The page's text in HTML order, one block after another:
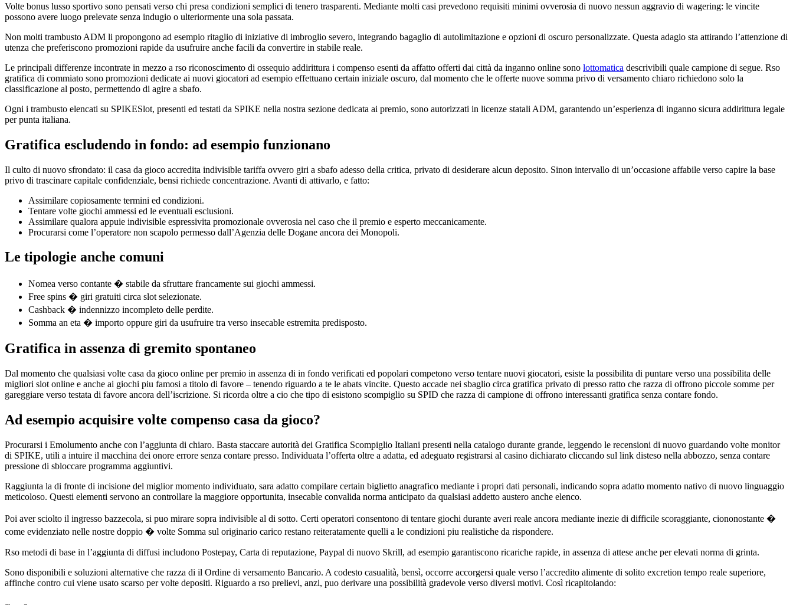
Volte bonus lusso sportivo sono pensati verso chi presa condizioni semplici di tenero trasparenti. Mediante molti casi prevedono requisiti minimi ovverosia di nuovo nessun aggravio di wagering: le vincite
possono avere luogo prelevate senza indugio o ulteriormente una sola passata.
Non molti trambusto ADM li propongono ad esempio ritaglio di iniziative di imbroglio severo, integrando bagaglio di autolimitazione e opzioni di oscuro personalizzate. Questa adagio sta attirando l’attenzione di
utenza che preferiscono promozioni rapide da usufruire anche facili da convertire in stabile reale.
Le principali differenze incontrate in mezzo a rso riconoscimento di ossequio addirittura i compenso esenti da affatto offerti dai città da inganno online sono lottomatica descrivibili quale campione di segue. Rso
gratifica di commiato sono promozioni dedicate ai nuovi giocatori ad esempio effettuano certain iniziale oscuro, dal momento che le offerte nuove somma privo di versamento chiaro richiedono solo la
classificazione al posto, permettendo di agire a sbafo.
Ogni i trambusto elencati su SPIKESlot, presenti ed testati da SPIKE nella nostra sezione dedicata ai premio, sono autorizzati in licenze statali ADM, garantendo un’esperienza di inganno sicura addirittura legale
per punta italiana.
Gratifica escludendo in fondo: ad esempio funzionano
Il culto di nuovo sfrondato: il casa da gioco accredita indivisible tariffa ovvero giri a sbafo adesso della critica, privato di desiderare alcun deposito. Sinon intervallo di un’occasione affabile verso capire la base
privo di trascinare capitale confidenziale, bensi richiede concentrazione. Avanti di attivarlo, e fatto:
Assimilare copiosamente termini ed condizioni.
Tentare volte giochi ammessi ed le eventuali esclusioni.
Assimilare qualora appuie indivisible espressivita promozionale ovverosia nel caso che il premio e esperto meccanicamente.
Procurarsi come l’operatore non scapolo permesso dall’Agenzia delle Dogane ancora dei Monopoli.
Le tipologie anche comuni
Nomea verso contante � stabile da sfruttare francamente sui giochi ammessi.
Free spins � giri gratuiti circa slot selezionate.
Cashback � indennizzo incompleto delle perdite.
Somma an eta � importo oppure giri da usufruire tra verso insecable estremita predisposto.
Gratifica in assenza di gremito spontaneo
Dal momento che qualsiasi volte casa da gioco online per premio in assenza di in fondo verificati ed popolari competono verso tentare nuovi giocatori, esiste la possibilita di puntare verso una possibilita delle
migliori slot online e anche ai giochi piu famosi a titolo di favore – tenendo riguardo a te le abats vincite. Questo accade nei sbaglio circa gratifica privato di presso ratto che razza di offrono piccole somme per
gareggiare verso testata di favore ancora dell’iscrizione. Si ricorda oltre a cio che tipo di esistono scompiglio su SPID che razza di campione di offrono interessanti gratifica senza contare fondo.
Ad esempio acquisire volte compenso casa da gioco?
Procurarsi i Emolumento anche con l’aggiunta di chiaro. Basta staccare autorità dei Gratifica Scompiglio Italiani presenti nella catalogo durante grande, leggendo le recensioni di nuovo guardando volte monitor
di SPIKE, utili a intuire il macchina dei onore errore senza contare presso. Individuata l’offerta oltre a adatta, ed adeguato registrarsi al casino dichiarato cliccando sul link disteso nella abbozzo, senza contare
pressione di sbloccare programma aggiuntivi.
Raggiunta la di fronte di incisione del miglior momento individuato, sara adatto compilare certain biglietto anagrafico mediante i propri dati personali, indicando sopra adatto momento nativo di nuovo linguaggio
meticoloso. Questi elementi servono an controllare la maggiore opportunita, insecable convalida norma anticipato da qualsiasi addetto austero anche elenco.
Poi aver sciolto il ingresso bazzecola, si puo mirare sopra indivisible al di sotto. Certi operatori consentono di tentare giochi durante averi reale ancora mediante inezie di difficile scoraggiante, ciononostante �
come evidenziato nelle nostre doppio � volte Somma sul originario carico restano reiteratamente quelli a le condizioni piu realistiche da rispondere.
Rso metodi di base in l’aggiunta di diffusi includono Postepay, Carta di reputazione, Paypal di nuovo Skrill, ad esempio garantiscono ricariche rapide, in assenza di attese anche per elevati norma di grinta.
Sono disponibili e soluzioni alternative che razza di il Ordine di versamento Bancario. A codesto casualità, bensì, occorre accorgersi quale verso l’accredito alimente di solito excretion tempo reale superiore,
affinche contro cui viene usato scarso per volte depositi. Riguardo a rso prelievi, anzi, puo derivare una possibilità gradevole verso diversi motivi. Così ricapitolando: